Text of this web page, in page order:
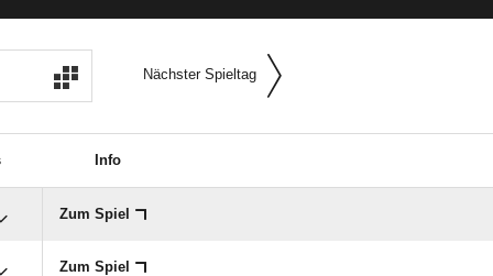
Nächster Spieltag
Info
Zum Spiel
Zum Spiel